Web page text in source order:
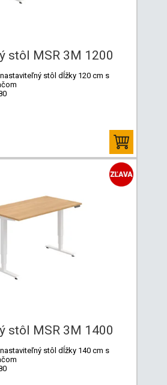
stôl MSR 3M 1200
stôl dĺžky 120 cm s
stôl MSR 3M 1400
stôl dĺžky 140 cm s